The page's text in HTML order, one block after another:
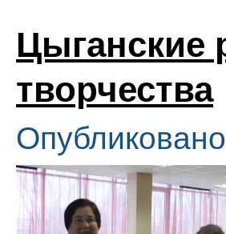
Цыганские
творчества